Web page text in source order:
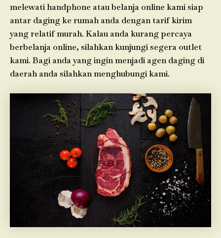
melewati handphone atau belanja online kami siap
antar daging ke rumah anda dengan tarif kirim
yang relatif murah. Kalau anda kurang percaya
berbelanja online, silahkan kunjungi segera outlet
kami. Bagi anda yang ingin menjadi agen daging di
daerah anda silahkan menghubungi kami.